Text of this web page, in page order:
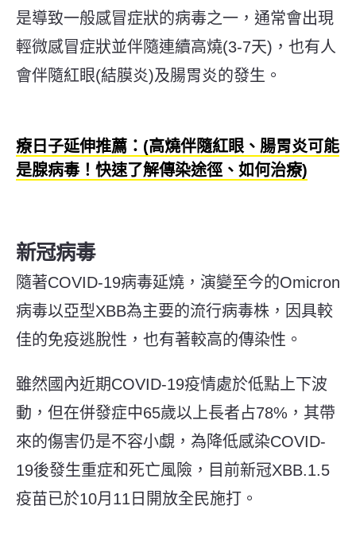
是導致一般感冒症狀的病毒之一，通常會出現
輕微感冒症狀並伴隨連續高燒(3-7天)，也有人
會伴隨紅眼(結膜炎)及腸胃炎的發生。
療日子延伸推薦：(高燒伴隨紅眼、腸胃炎可能
是腺病毒！快速了解傳染途徑、如何治療)
新冠病毒
隨著COVID-19病毒延燒，演變至今的Omicron
病毒以亞型XBB為主要的流行病毒株，因具較
佳的免疫逃脫性，也有著較高的傳染性。
雖然國內近期COVID-19疫情處於低點上下波
動，但在併發症中65歲以上長者占78%，其帶
來的傷害仍是不容小覷，為降低感染COVID-
19後發生重症和死亡風險，目前新冠XBB.1.5
疫苗已於10月11日開放全民施打。